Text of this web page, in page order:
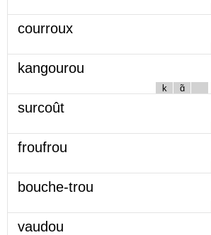
courroux
kangourou
k ɑ̃
surcoût
froufrou
bouche-trou
vaudou